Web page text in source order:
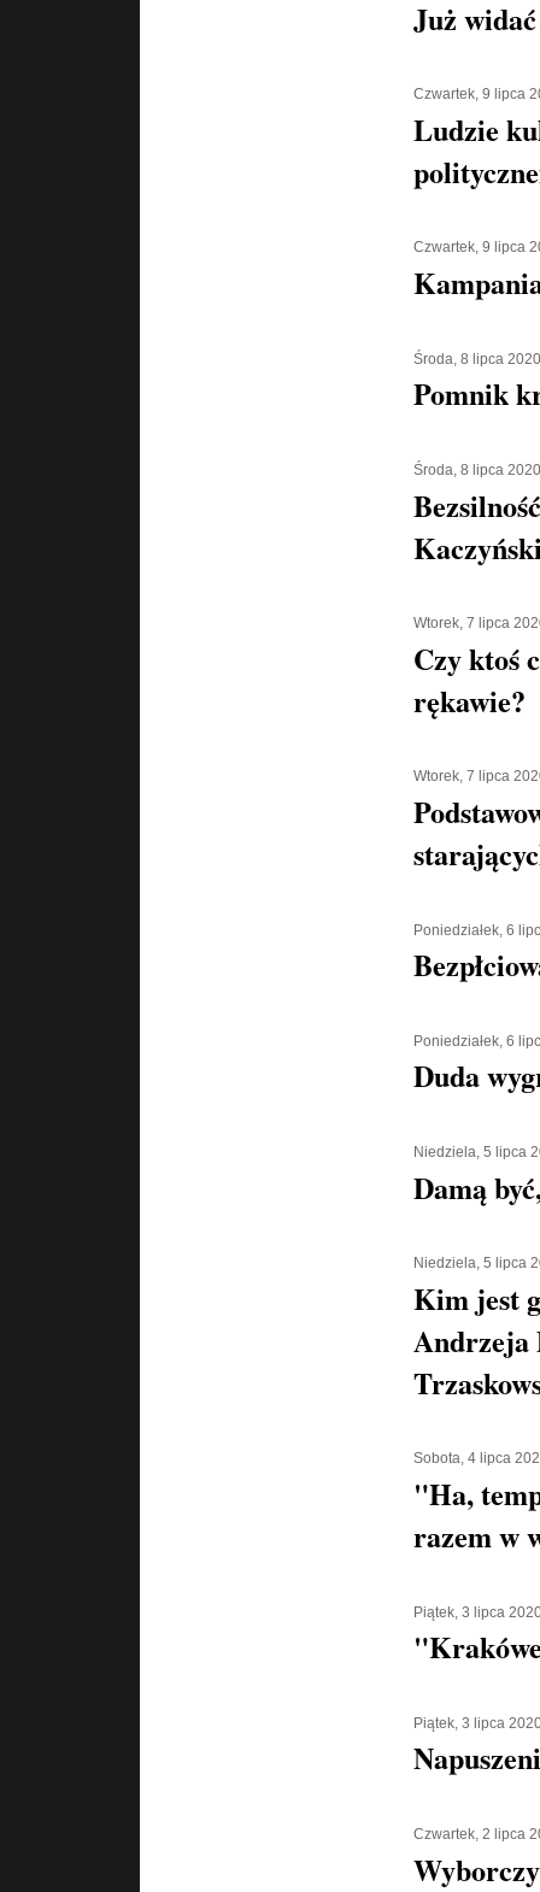
Już
Czwartek, 9 lipca
Ludzie
Czwartek, 9 lipca
Środa, 8 lipca 2020
Pomnik
Środa, 8 lipca 2020
Wtorek, 7 lipca
Czy ktoś
rękawie?
Wtorek, 7 lipca
Poniedziałek, 6
Poniedziałek, 6
Duda
Niedziela, 5 lipca
Damą
Niedziela, 5 lipca
Kim jest
Andrzeja
Sobota, 4 lipca
"Ha,
razem w
Piątek, 3 lipca
Piątek, 3 lipca
Czwartek, 2 lipca